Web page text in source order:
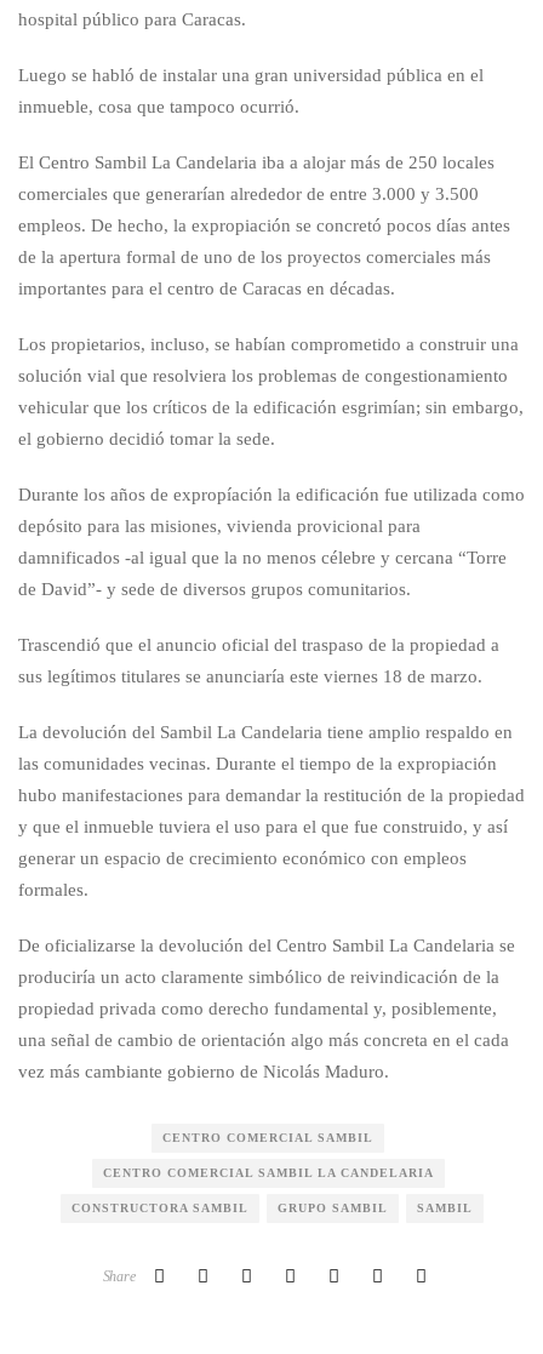
hospital público para Caracas.
Luego se habló de instalar una gran universidad pública en el
inmueble, cosa que tampoco ocurrió.
El Centro Sambil La Candelaria iba a alojar más de 250 locales
comerciales que generarían alrededor de entre 3.000 y 3.500
empleos. De hecho, la expropiación se concretó pocos días antes
de la apertura formal de uno de los proyectos comerciales más
importantes para el centro de Caracas en décadas.
Los propietarios, incluso, se habían comprometido a construir una
solución vial que resolviera los problemas de congestionamiento
vehicular que los críticos de la edificación esgrimían; sin embargo,
el gobierno decidió tomar la sede.
Durante los años de expropíación la edificación fue utilizada como
depósito para las misiones, vivienda provicional para
damnificados -al igual que la no menos célebre y cercana “Torre
de David”- y sede de diversos grupos comunitarios.
Trascendió que el anuncio oficial del traspaso de la propiedad a
sus legítimos titulares se anunciaría este viernes 18 de marzo.
La devolución del Sambil La Candelaria tiene amplio respaldo en
las comunidades vecinas. Durante el tiempo de la expropiación
hubo manifestaciones para demandar la restitución de la propiedad
y que el inmueble tuviera el uso para el que fue construido, y así
generar un espacio de crecimiento económico con empleos
formales.
De oficializarse la devolución del Centro Sambil La Candelaria se
produciría un acto claramente simbólico de reivindicación de la
propiedad privada como derecho fundamental y, posiblemente,
una señal de cambio de orientación algo más concreta en el cada
vez más cambiante gobierno de Nicolás Maduro.
CENTRO COMERCIAL SAMBIL
CENTRO COMERCIAL SAMBIL LA CANDELARIA
CONSTRUCTORA SAMBIL GRUPO SAMBIL SAMBIL
Share